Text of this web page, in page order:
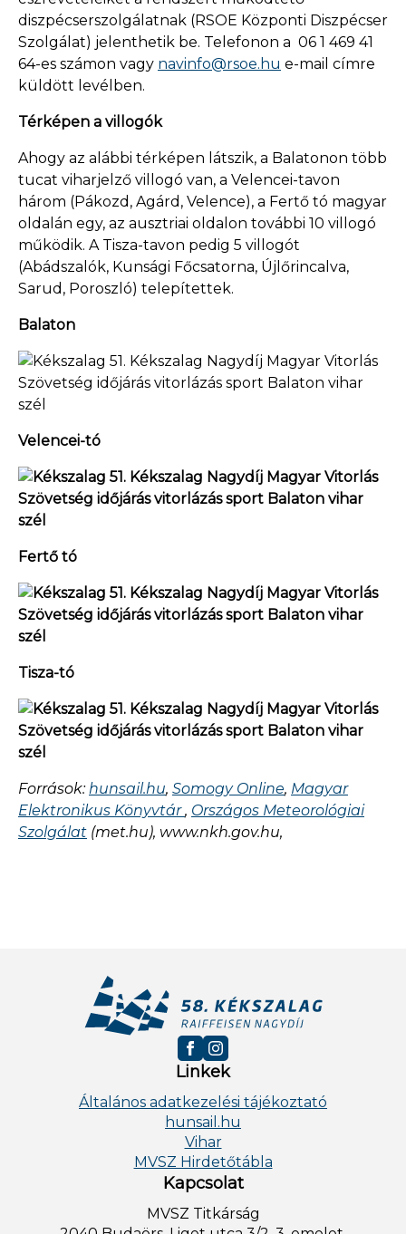
diszpécserszolgálatnak (RSOE Központi Diszpécser
Szolgálat) jelenthetik be. Telefonon a 06 1 469 41
64-es számon vagy navinfo@rsoe.hu e-mail címre
küldött levélben.
Térképen a villogók
Ahogy az alábbi térképen látszik, a Balatonon több
tucat viharjelző villogó van, a Velencei-tavon
három (Pákozd, Agárd, Velence), a Fertő tó magyar
oldalán egy, az ausztriai oldalon további 10 villogó
működik. A Tisza-tavon pedig 5 villogót
(Abádszalók, Kunsági Főcsatorna, Újlőrincalva,
Sarud, Poroszló) telepítettek.
Balaton
Velencei-tó
Fertő tó
Tisza-tó
Források:hunsail.hu, Somogy Online, Magyar
Elektronikus Könyvtár, Országos Meteorológiai
Szolgálat (met.hu), www.nkh.gov.hu,
Linkek
Általános adatkezelési tájékoztató
hunsail.hu
Vihar
MVSZ Hirdetőtábla
Kapcsolat
MVSZ Titkárság